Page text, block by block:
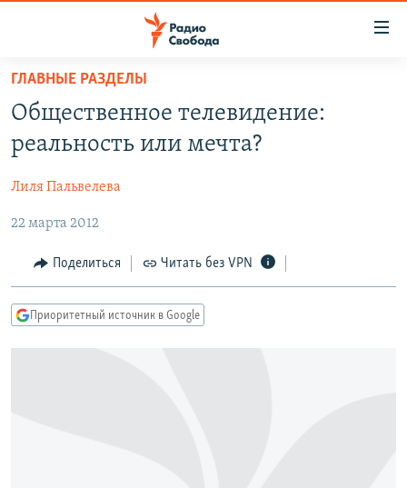
упрощенного
доступа
основному
Вернутся
главной
навигации
Вернутся
ПРОГРАММЫ
ПОДКАСТЫ
АВТОРСКИЕ ПРОЕКТЫ
ЦИТАТЫ СВОБОДЫ
МНЕНИЯ
КУЛЬТУРА
IDEL.РЕАЛИИ
КАВКАЗ.РЕАЛИИ
ГЛАВНЫЕ РАЗДЕЛЫ
Общественное телевидение:
реальность или мечта?
Лиля Пальвелева
22 марта 2012
Поделиться Читать без VPN
Приоритетный источник в Google